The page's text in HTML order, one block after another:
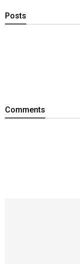
Posts
Comments